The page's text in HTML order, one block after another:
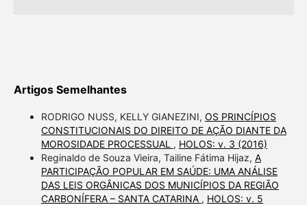
Artigos Semelhantes
RODRIGO NUSS, KELLY GIANEZINI, OS PRINCÍPIOS
CONSTITUCIONAIS DO DIREITO DE AÇÃO DIANTE DA
MOROSIDADE PROCESSUAL , HOLOS: v. 3 (2016)
Reginaldo de Souza Vieira, Tailine Fátima Hijaz, A
PARTICIPAÇÃO POPULAR EM SAÚDE: UMA ANÁLISE
DAS LEIS ORGÂNICAS DOS MUNICÍPIOS DA REGIÃO
CARBONÍFERA – SANTA CATARINA , HOLOS: v. 5